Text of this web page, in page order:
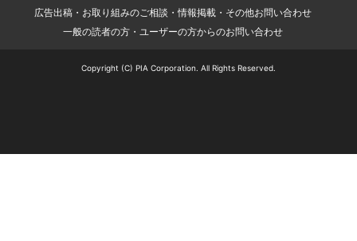
広告出稿・お取り組みのご相談・情報掲載・その他お問い合わせ
一般の読者の方・ユーザーの方からのお問い合わせ
Copyright (C) PIA Corporation. All Rights Reserved.